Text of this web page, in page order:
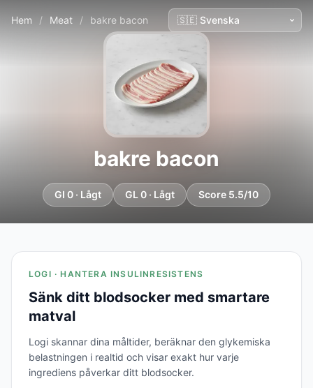
Hem / Meat / bakre bacon
bakre bacon
GI 0 · Lågt GL 0 · Lågt Score 5.5/10
LOGI · HANTERA INSULINRESISTENS
Sänk ditt blodsocker med smartare
matval
Logi skannar dina måltider, beräknar den glykemiska
belastningen i realtid och visar exakt hur varje
ingrediens påverkar ditt blodsocker.